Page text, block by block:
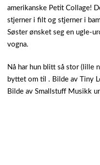
amerikanske Petit Collage!
stjerner i filt og stjerner i
Søster ønsket seg en ugle-
vogna.
Nå har hun blitt så stor (lille
byttet om til . Bilde av Tiny
Bilde av Smallstuff Musikk